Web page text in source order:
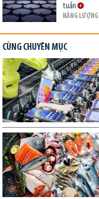
tuần
NĂNG LƯỢNG
CÙNG CHUYÊN MỤC